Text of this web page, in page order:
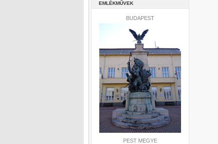
EMLÉKMŰVEK
BUDAPEST
PEST MEGYE